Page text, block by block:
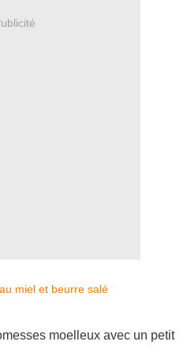
moelleux avec un petit